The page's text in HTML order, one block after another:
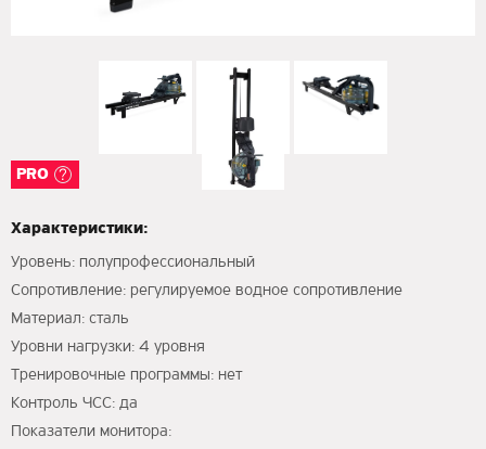
PRO
Характеристики:
Уровень: полупрофессиональный
Сопротивление: регулируемое водное сопротивление
Материал: сталь
Уровни нагрузки: 4 уровня
Тренировочные программы: нет
Контроль ЧСС: да
Показатели монитора: